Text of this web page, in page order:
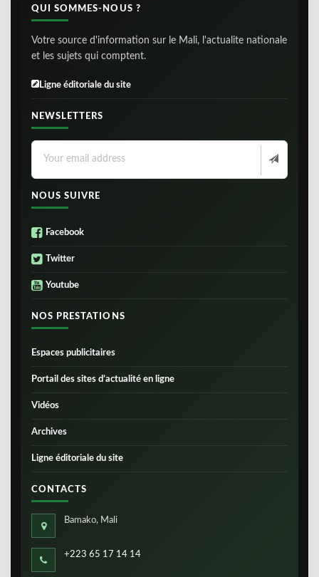
QUI SOMMES-NOUS ?
Votre source d'information sur le Mali, l'actualite nationale
et les sujets qui comptent.
Ligne éditoriale du site
NEWSLETTERS
NOUS SUIVRE
Facebook
Twitter
Youtube
NOS PRESTATIONS
Espaces publicitaires
Portail des sites d’actualité en ligne
Vidéos
Archives
Ligne éditoriale du site
CONTACTS
Bamako, Mali
+223 65 17 14 14